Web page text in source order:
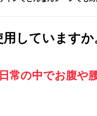
していますか
常の中でお腹や